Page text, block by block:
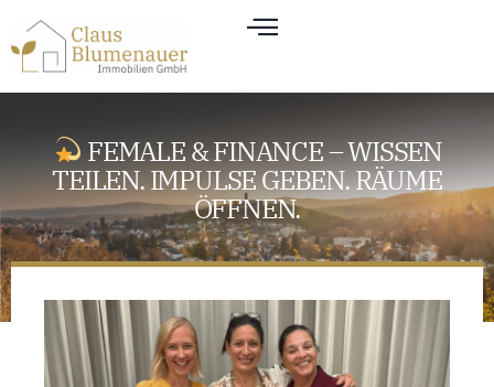
FEMALE & FINANCE – WISSEN
TEILEN. IMPULSE GEBEN. RÄUME
ÖFFNEN.